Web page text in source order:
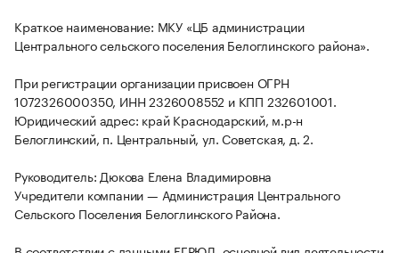
Краткое наименование: МКУ «ЦБ администрации
Центрального сельского поселения Белоглинского района».
При регистрации организации присвоен ОГРН
1072326000350, ИНН 2326008552 и КПП 232601001.
Юридический адрес: край Краснодарский, м.р-н
Белоглинский, п. Центральный, ул. Советская, д. 2.
Руководитель: Дюкова Елена Владимировна
Учредители компании — Администрация Центрального
Сельского Поселения Белоглинского Района.